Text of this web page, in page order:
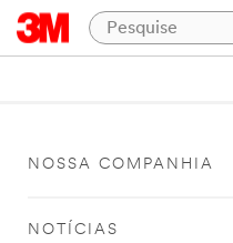
NOSSA COMPANHIA
NOTÍCIAS